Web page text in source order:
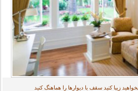
زیبا کنید سقف با دیوارها را هماهنگ کنید